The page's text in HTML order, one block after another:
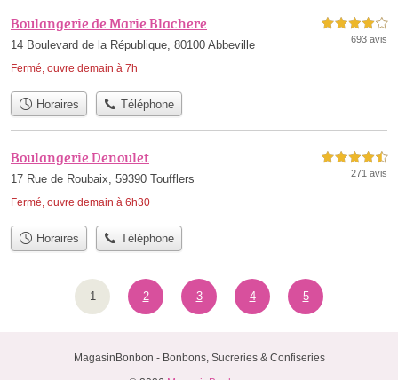
Boulangerie de Marie Blachere
14 Boulevard de la République, 80100 Abbeville
Fermé, ouvre demain à 7h
4,0 étoiles sur 5
693 avis
Horaires Téléphone
Boulangerie Denoulet
17 Rue de Roubaix, 59390 Toufflers
Fermé, ouvre demain à 6h30
4,5 étoiles sur 5
271 avis
Horaires Téléphone
1 2 3 4 5
MagasinBonbon - Bonbons, Sucreries & Confiseries